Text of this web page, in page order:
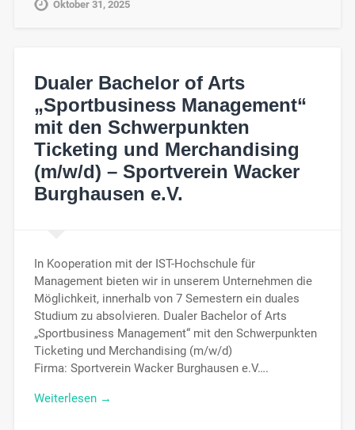
Oktober 31, 2025
Dualer Bachelor of Arts
„Sportbusiness Management“
mit den Schwerpunkten
Ticketing und Merchandising
(m/w/d) – Sportverein Wacker
Burghausen e.V.
In Kooperation mit der IST-Hochschule für
Management bieten wir in unserem Unternehmen die
Möglichkeit, innerhalb von 7 Semestern ein duales
Studium zu absolvieren. Dualer Bachelor of Arts
„Sportbusiness Management“ mit den Schwerpunkten
Ticketing und Merchandising (m/w/d)
Firma: Sportverein Wacker Burghausen e.V….
Weiterlesen →